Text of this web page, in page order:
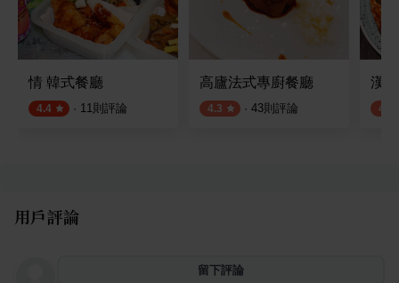
情 韓式餐廳
4.4 · 11則評論
高廬法式專廚餐廳
4.3 · 43則評論
漢
4.3
用戶評論
留下評論